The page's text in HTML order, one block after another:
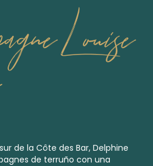
Louise
de la Côte des Bar, Delphine
de terruño con una